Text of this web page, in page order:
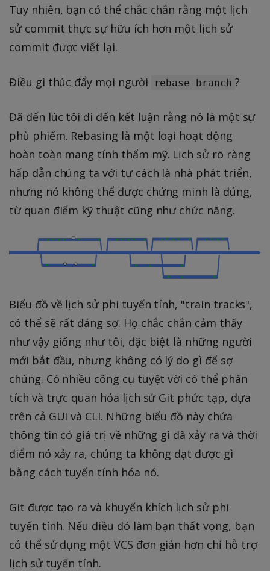
Tuy nhiên, bạn có thể chắc chắn rằng một lịch
sử commit thực sự hữu ích hơn một lịch sử
commit được viết lại.
Điều gì thúc đẩy mọi người rebase branch ?
Đã đến lúc tôi đi đến kết luận rằng nó là một sự
phù phiếm. Rebasing là một loại hoạt động
hoàn toàn mang tính thẩm mỹ. Lịch sử rõ ràng
hấp dẫn chúng ta với tư cách là nhà phát triển,
nhưng nó không thể được chứng minh là đúng,
từ quan điểm kỹ thuật cũng như chức năng.
Biểu đồ về lịch sử phi tuyến tính, "train tracks",
có thể sẽ rất đáng sợ. Họ chắc chắn cảm thấy
như vậy giống như tôi, đặc biệt là những người
mới bắt đầu, nhưng không có lý do gì để sợ
chúng. Có nhiều công cụ tuyệt vời có thể phân
tích và trực quan hóa lịch sử Git phức tạp, dựa
trên cả GUI và CLI. Những biểu đồ này chứa
thông tin có giá trị về những gì đã xảy ra và thời
điểm nó xảy ra, chúng ta không đạt được gì
bằng cách tuyến tính hóa nó.
Git được tạo ra và khuyến khích lịch sử phi
tuyến tính. Nếu điều đó làm bạn thất vọng, bạn
có thể sử dụng một VCS đơn giản hơn chỉ hỗ trợ
lịch sử tuyến tính.